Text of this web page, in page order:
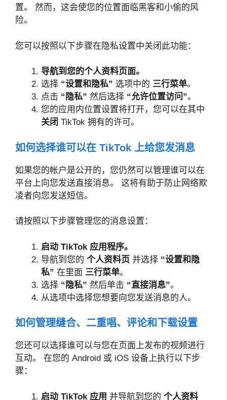
置。 然而，这会使您的位置面临黑客和小偷的风
险。
您可以按照以下步骤在隐私设置中关闭此功能：
导航到您的个人资料页面。
选择 “设置和隐私” 选项中的 三行菜单。
点击 “隐私” 然后选择 “允许位置访问”。
您的应用内位置设置将打开，您可以在其中
关闭 TikTok 拥有的许可。
如何选择谁可以在 TikTok 上给您发消息
如果您的帐户是公开的，您仍然可以管理谁可以在
平台上向您发送直接消息。 这将有助于防止网络欺
凌者向您发送短信。
请按照以下步骤管理您的消息设置：
启动 TikTok 应用程序。
导航到您的 个人资料页 并选择 “设置和隐
私” 在里面 三行菜单。
选择 “隐私” 然后单击 “直接消息”。
从选项中选择您想要向您发送消息的人。
如何管理缝合、二重唱、评论和下载设置
您还可以选择谁可以与您在页面上发布的视频进行
互动。 在您的 Android 或 iOS 设备上执行以下步
骤：
启动 TikTok 应用 并导航到您的 个人资料